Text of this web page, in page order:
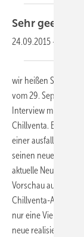
Sehr geehrte
24.09.2015 -
wir heißen Sie
vom 29. September
Interview mit
Chillventa. Ein
einer
seinen neuen
aktuelle Neuigkeiten
Vorschau auf das
Chillventa-Ausgabe
nur eine Vielzahl an
neue realisierte